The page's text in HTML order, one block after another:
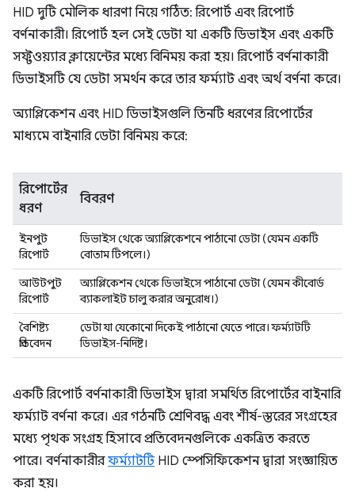
HID দুটি মৌলিক ধারণা নিয়ে গঠিত: রিপোর্ট এবং রিপোর্ট
বর্ণনাকারী। রিপোর্ট হল সেই ডেটা যা একটি ডিভাইস এবং একটি
সফ্টওয়্যার ক্লায়েন্টের মধ্যে বিনিময় করা হয়। রিপোর্ট বর্ণনাকারী
ডিভাইসটি যে ডেটা সমর্থন করে তার ফর্ম্যাট এবং অর্থ বর্ণনা করে।
অ্যাপ্লিকেশন এবং HID ডিভাইসগুলি তিনটি ধরণের রিপোর্টের
মাধ্যমে বাইনারি ডেটা বিনিময় করে:
রিপোর্টের
ধরণ
বিবরণ
ইনপুট
রিপোর্ট
ডিভাইস থেকে অ্যাপ্লিকেশনে পাঠানো ডেটা (যেমন একটি
বোতাম টিপলে।)
আউটপুট
রিপোর্ট
অ্যাপ্লিকেশন থেকে ডিভাইসে পাঠানো ডেটা (যেমন কীবোর্ড
ব্যাকলাইট চালু করার অনুরোধ।)
বৈশিষ্ট্য
প্রতিবেদন
ডেটা যা যেকোনো দিকেই পাঠানো যেতে পারে। ফর্ম্যাটটি
ডিভাইস-নির্দিষ্ট।
একটি রিপোর্ট বর্ণনাকারী ডিভাইস দ্বারা সমর্থিত রিপোর্টের বাইনারি
ফর্ম্যাট বর্ণনা করে। এর গঠনটি শ্রেণিবদ্ধ এবং শীর্ষ-স্তরের সংগ্রহের
মধ্যে পৃথক সংগ্রহ হিসাবে প্রতিবেদনগুলিকে একত্রিত করতে
পারে। বর্ণনাকারীরফর্ম্যাটটিHID স্পেসিফিকেশন দ্বারা সংজ্ঞায়িত
করা হয়।